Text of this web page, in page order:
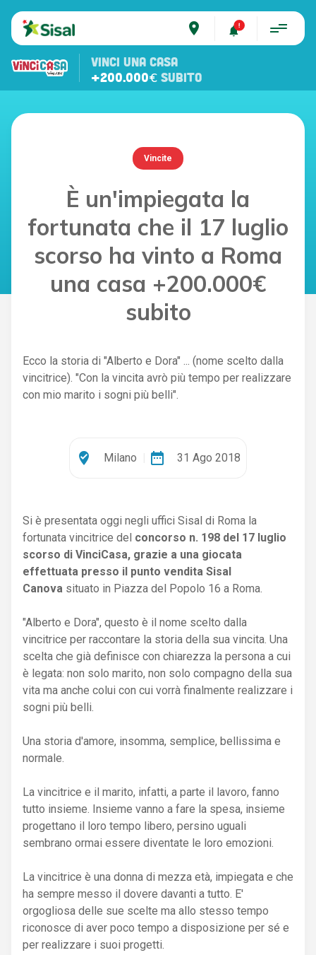
place
VINCI UNA CASA
+200.000€ SUBITO
Vincite
È un'impiegata la
fortunata che il 17 luglio
scorso ha vinto a Roma
una casa +200.000€
subito
Ecco la storia di "Alberto e Dora" ... (nome scelto dalla
vincitrice). "Con la vincita avrò più tempo per realizzare
con mio marito i sogni più belli".
where_to_vote Milano date_range 31 Ago 2018
Si è presentata oggi negli uffici Sisal di Roma la
fortunata vincitrice del concorso n. 198 del 17 luglio
scorso di VinciCasa, grazie a una giocata
effettuata presso il punto vendita Sisal
Canova situato in Piazza del Popolo 16 a Roma.
"Alberto e Dora", questo è il nome scelto dalla
vincitrice per raccontare la storia della sua vincita. Una
scelta che già definisce con chiarezza la persona a cui
è legata: non solo marito, non solo compagno della sua
vita ma anche colui con cui vorrà finalmente realizzare i
sogni più belli.
Una storia d'amore, insomma, semplice, bellissima e
normale.
La vincitrice e il marito, infatti, a parte il lavoro, fanno
tutto insieme. Insieme vanno a fare la spesa, insieme
progettano il loro tempo libero, persino uguali
sembrano ormai essere diventate le loro emozioni.
La vincitrice è una donna di mezza età, impiegata e che
ha sempre messo il dovere davanti a tutto. E'
orgogliosa delle sue scelte ma allo stesso tempo
riconosce di aver poco tempo a disposizione per sé e
per realizzare i suoi progetti.